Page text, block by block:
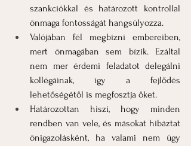
szankciókkal és határozott kontrollal
önmaga fontosságát hangsúlyozza.
Valójában fél megbízni embereiben,
mert önmagában sem bízik. Ezáltal
nem mer érdemi feladatot delegálni
kollégáinak, így a fejlődés
lehetőségétől is megfosztja őket.
Határozottan hiszi, hogy minden
rendben van vele, és másokat hibáztat
önigazolásként, ha valami nem úgy